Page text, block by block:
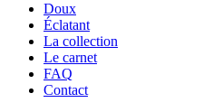
Doux
Éclatant
La collection
Le carnet
FAQ
Contact